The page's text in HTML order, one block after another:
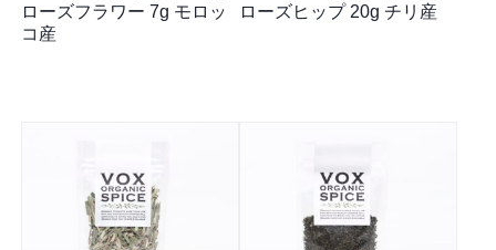
ローズフラワー 7g モロッ
コ産
ローズヒップ 20g チリ産